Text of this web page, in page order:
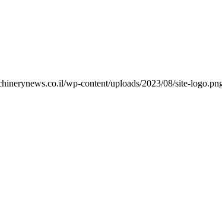
wp-content/uploads/2023/08/site-